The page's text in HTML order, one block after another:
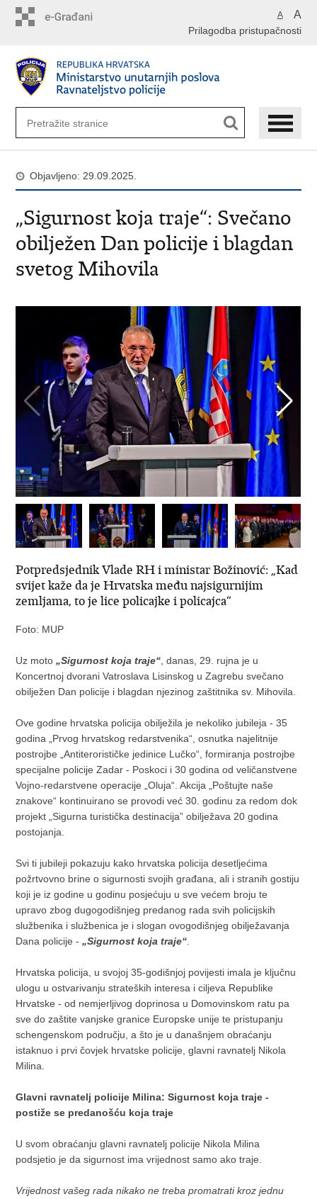
A A
Prilagodba pristupačnosti
Objavljeno: 29.09.2025.
„Sigurnost koja traje“: Svečano
obilježen Dan policije i blagdan
svetog Mihovila
Potpredsjednik Vlade RH i ministar Božinović: „Kad
svijet kaže da je Hrvatska među najsigurnijim
zemljama, to je lice policajke i policajca“
Foto: MUP
Uz moto„Sigurnost koja traje“ , danas, 29. rujna je u
Koncertnoj dvorani Vatroslava Lisinskog u Zagrebu svečano
obilježen Dan policije i blagdan njezinog zaštitnika sv. Mihovila.
Ove godine hrvatska policija obilježila je nekoliko jubileja - 35
godina „Prvog hrvatskog redarstvenika“, osnutka najelitnije
postrojbe „Antiterorističke jedinice Lučko“, formiranja postrojbe
specijalne policije Zadar - Poskoci i 30 godina od veličanstvene
Vojno-redarstvene operacije „Oluja“. Akcija „Poštujte naše
znakove“ kontinuirano se provodi već 30. godinu za redom dok
projekt „Sigurna turistička destinacija” obilježava 20 godina
postojanja.
Svi ti jubileji pokazuju kako hrvatska policija desetljećima
požrtvovno brine o sigurnosti svojih građana, ali i stranih gostiju
koji je iz godine u godinu posjećuju u sve većem broju te
upravo zbog dugogodišnjeg predanog rada svih policijskih
službenika i službenica je i slogan ovogodišnjeg obilježavanja
Dana policije -„Sigurnost koja traje“
Hrvatska policija, u svojoj 35-godišnjoj povijesti imala je ključnu
ulogu u ostvarivanju strateških interesa i ciljeva Republike
Hrvatske - od nemjerljivog doprinosa u Domovinskom ratu pa
sve do zaštite vanjske granice Europske unije te pristupanju
schengenskom području, a što je u današnjem obraćanju
istaknuo i prvi čovjek hrvatske policije, glavni ravnatelj Nikola
Milina.
Glavni ravnatelj policije Milina: Sigurnost koja traje -
postiže se predanošću koja traje
U svom obraćanju glavni ravnatelj policije Nikola Milina
podsjetio je da sigurnost ima vrijednost samo ako traje.
Vrijednost vašeg rada nikako ne treba promatrati kroz jednu